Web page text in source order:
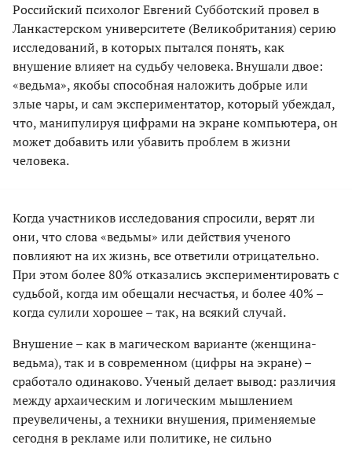
Российский психолог Евгений Субботский провел в
Ланкастерском университете (Великобритания) серию
исследований, в которых пытался понять, как
внушение влияет на судьбу человека. Внушали двое:
«ведьма», якобы способная наложить добрые или
злые чары, и сам экспериментатор, который убеждал,
что, манипулируя цифрами на экране компьютера, он
может добавить или убавить проблем в жизни
человека.
Когда участников исследования спросили, верят ли
они, что слова «ведьмы» или действия ученого
повлияют на их жизнь, все ответили отрицательно.
При этом более 80% отказались экспериментировать с
судьбой, когда им обещали несчастья, и более 40% –
когда сулили хорошее – так, на всякий случай.
Внушение – как в магическом варианте (женщина-
ведьма), так и в современном (цифры на экране) –
сработало одинаково. Ученый делает вывод: различия
между архаическим и логическим мышлением
преувеличены, а техники внушения, применяемые
сегодня в рекламе или политике, не сильно